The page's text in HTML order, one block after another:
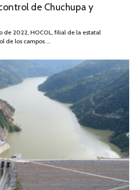
DE
2026
de Chuchupa y
de 2022, HOCOL, filial de la estatal
de los campos …